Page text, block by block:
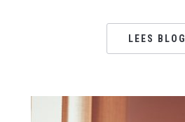
LEES BLOG